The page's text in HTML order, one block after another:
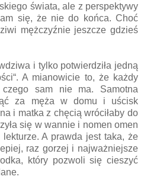
świata, ale z perspektywy
się, że nie do końca. Choć
mężczyźnie jeszcze gdzieś
i tylko potwierdziła jedną
A mianowicie to, że każdy
sam nie ma. Samotna
za męża w domu i uścisk
i matka z chęcią wróciłaby do
się w wannie i nomen omen
A prawda jest taka, że
raz gorzej i najważniejsze
który pozwoli się cieszyć